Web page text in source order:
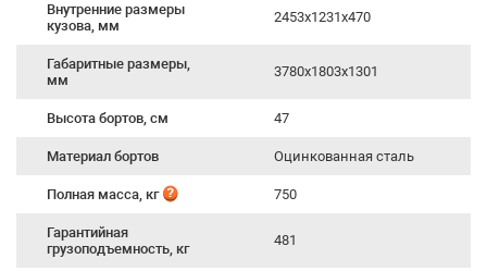
Внутренние размеры
кузова, мм
2453х1231х470
Габаритные размеры,
мм
3780х1803х1301
Высота бортов, см 47
Материал бортов Оцинкованная сталь
Полная масса, кг 750
Гарантийная
грузоподъемность, кг
481